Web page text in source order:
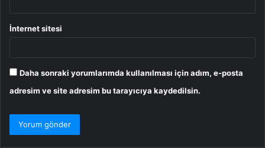
İnternet sitesi
Daha sonraki yorumlarımda kullanılması için adım, e-posta
adresim ve site adresim bu tarayıcıya kaydedilsin.